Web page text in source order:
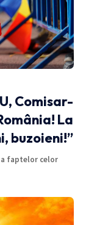
Comisar-
La
buzoieni!”
a faptelor celor